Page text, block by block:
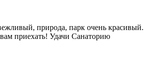
природа, парк очень красивый.
приехать! Удачи Санаторию